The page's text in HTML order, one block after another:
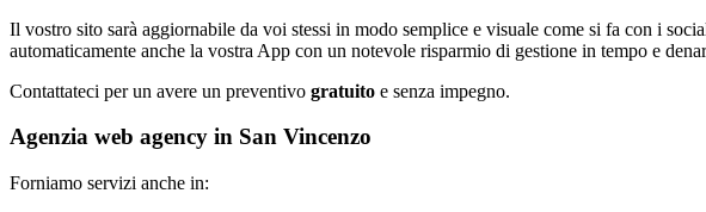
Il vostro sito sarà aggiornabile da voi stessi in modo semplice e visuale come si fa con i
automaticamente anche la vostra App con un notevole risparmio di gestione in tempo e
Contattateci per un avere un preventivo gratuito e senza impegno.
Agenzia web agency in San Vincenzo
Forniamo servizi anche in: